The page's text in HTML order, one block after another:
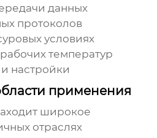
данных
протоколов
условиях
температур
настройки
применения
широкое
отраслях